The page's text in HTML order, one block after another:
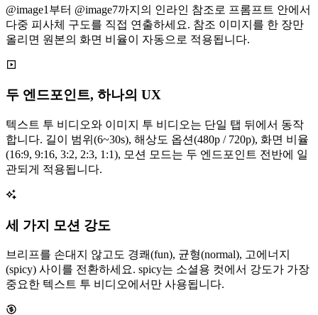
@image1부터 @image7까지의 인라인 참조로 프롬프트 안에서
다중 피사체 구도를 직접 연출하세요. 참조 이미지를 한 장만
올리면 원본의 화면 비율이 자동으로 적용됩니다.
두 엔드포인트, 하나의 UX
텍스트 투 비디오와 이미지 투 비디오는 단일 탭 뒤에서 동작
합니다. 길이 범위(6~30s), 해상도 옵션(480p / 720p), 화면 비율
(16:9, 9:16, 3:2, 2:3, 1:1), 모션 모드는 두 엔드포인트 전반에 일
관되게 적용됩니다.
세 가지 모션 강도
브리프를 손대지 않고도 경쾌(fun), 균형(normal), 고에너지
(spicy) 사이를 전환하세요. spicy는 소셜용 컷에서 강도가 가장
중요한 텍스트 투 비디오에서만 사용됩니다.